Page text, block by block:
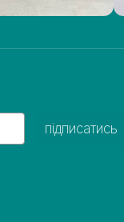
підписатись